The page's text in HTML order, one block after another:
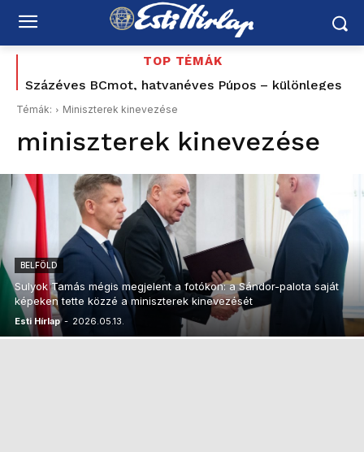
TOP TÉMÁK
Százéves BCmot, hatvanéves Púpos – különleges
retró évvel ünnepel a MÁV
Tovább bővült az éjszakai buszközlekedés
Budapest és az agglomeráció között
Témák: Miniszterek kinevezése
miniszterek kinevezése
BELFÖLD
Sulyok Tamás mégis megjelent a fotókon: a Sándor-palota saját
képeken tette közzé a miniszterek kinevezését
Esti Hírlap - 2026.05.13.